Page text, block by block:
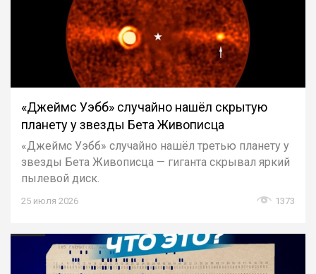
«Джеймс Уэбб» случайно нашёл скрытую
планету у звезды Бета Живописца
«Джеймс Уэбб» случайно нашёл третью планету у
звезды Бета Живописца — гиганта скрывал яркий
пылевой диск.
25 июля 2026 1373